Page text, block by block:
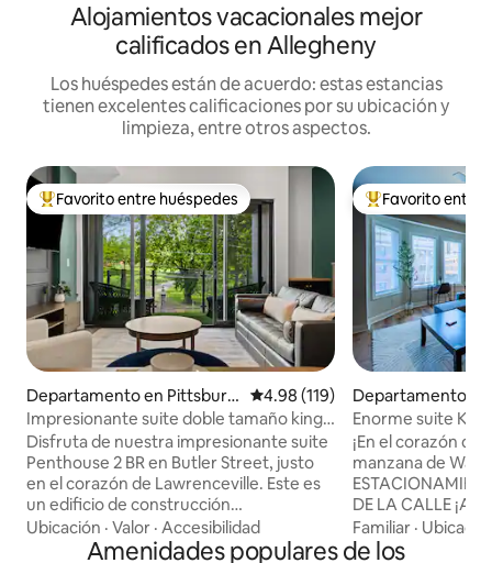
Alojamientos vacacionales mejor
calificados en Allegheny
Los huéspedes están de acuerdo: estas estancias
tienen excelentes calificaciones por su ubicación y
limpieza, entre otros aspectos.
De los mejores en Favorito entre huéspedes
Favorito entre huéspedes
Departamento en Pittsburg
h
Calificación promedio: 4.98 de
4.98 (119)
Impresionante suite doble tamaño king
con terraza en la azotea
Disfruta de nuestra impresionante suite
Penthouse 2 BR en Butler Street, justo
en el corazón de Lawrenceville. Este es
un edificio de construcción
completamente nuevo en 2025. A pocos
pasos de varias tiendas, cafeterías y
Ubicación · Valor · Accesibilidad
De los mejores
Favorito entre
Departamento en
e
Enorme suite
Walnut
¡En el corazón de
manzana de
DE LA CALLE ¡A poca distancia a pie de
los hospitales
Pitt! ENORME apartamento de 2 plantas,
Familiar ·
Amenidades populares de los